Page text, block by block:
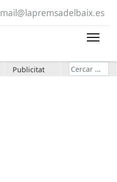
mail@lapremsadelbaix.es
Publicitat Cerca